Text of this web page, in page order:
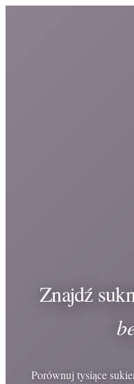
Znajdź
Porównuj tysiące